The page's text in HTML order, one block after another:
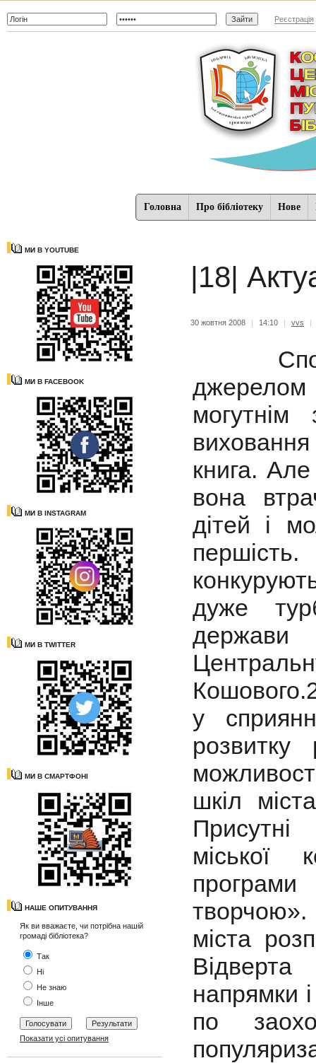
Реєстрація
Головна Про бібліотеку Нове
МИ В YOUTUBE
МИ В FACEBOOK
МИ В INSTAGRAM
МИ В TWITTER
МИ В СМАРТФОНІ
НАШЕ ОПИТУВАННЯ
Як ви вважаєте, чи потрібна нашій
громаді бібліотека?
Так
Ні
Не знаю
Інше
Показати усі опитування
|18|
30 жовтня 2008 | 14:10 | vvs |
могутнім
книга.
вона
дітей і
дуже
у
розвитку
шкіл
міської
міста
напрямки
по